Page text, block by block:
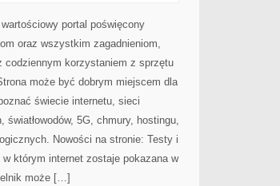
portal poświęcony
oraz wszystkim zagadnieniom,
codziennym korzystaniem z sprzętu
może być dobrym miejscem dla
świecie internetu, sieci
światłowodów, 5G, chmury, hostingu,
Nowości na stronie: Testy i
którym internet zostaje pokazana w
może […]